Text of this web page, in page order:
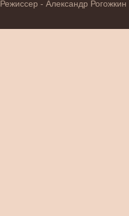
Режиссер - Александр Рогожкин